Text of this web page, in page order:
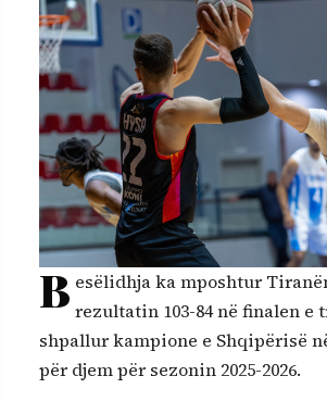
B esëlidhja ka mposhtur
rezultatin 103-84 në finalen e
shpallur kampione e Shqipërisë
për djem për sezonin 2025-2026.